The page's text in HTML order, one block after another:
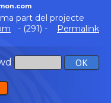
part del projecte
- (291) -
Permalink